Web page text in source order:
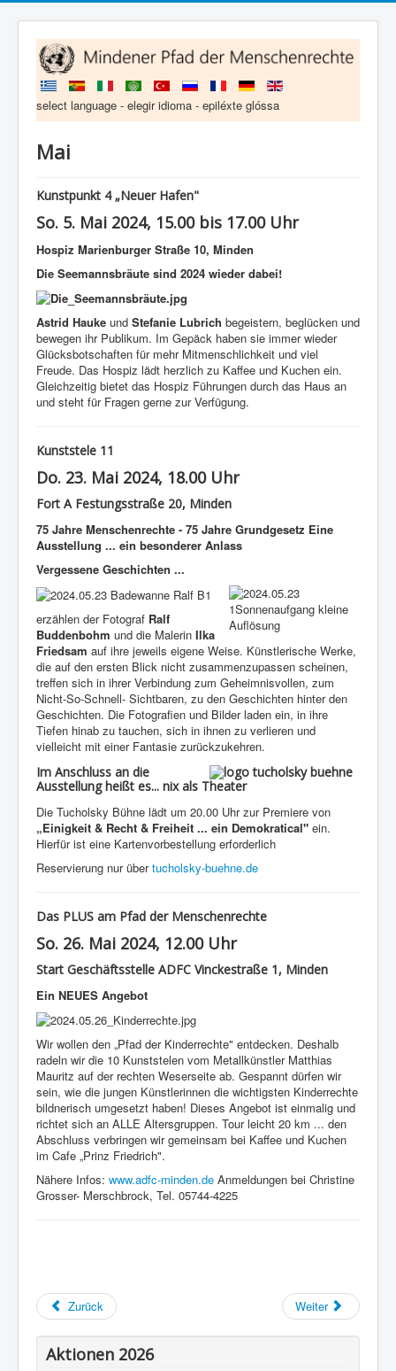
select language - elegir idioma - epiléxte glóssa
Mai
Kunstpunkt 4 „Neuer Hafen"
So. 5. Mai 2024, 15.00 bis 17.00 Uhr
Hospiz Marienburger Straße 10, Minden
Die Seemannsbräute sind 2024 wieder dabei!
Astrid Hauke und Stefanie Lubrich begeistern, beglücken und
bewegen ihr Publikum. Im Gepäck haben sie immer wieder
Glücksbotschaften für mehr Mitmenschlichkeit und viel
Freude. Das Hospiz lädt herzlich zu Kaffee und Kuchen ein.
Gleichzeitig bietet das Hospiz Führungen durch das Haus an
und steht für Fragen gerne zur Verfügung.
Kunststele 11
Do. 23. Mai 2024, 18.00 Uhr
Fort A Festungsstraße 20, Minden
75 Jahre Menschenrechte - 75 Jahre Grundgesetz Eine
Ausstellung ... ein besonderer Anlass
Vergessene Geschichten ...
erzählen der Fotograf Ralf
Buddenbohm und die Malerin Ilka
Friedsam auf ihre jeweils eigene Weise. Künstlerische Werke,
die auf den ersten Blick nicht zusammenzupassen scheinen,
treffen sich in ihrer Verbindung zum Geheimnisvollen, zum
Nicht-So-Schnell- Sichtbaren, zu den Geschichten hinter den
Geschichten. Die Fotografien und Bilder laden ein, in ihre
Tiefen hinab zu tauchen, sich in ihnen zu verlieren und
vielleicht mit einer Fantasie zurückzukehren.
Im Anschluss an die
Ausstellung heißt es... nix als Theater
Die Tucholsky Bühne lädt um 20.00 Uhr zur Premiere von
„Einigkeit & Recht & Freiheit ... ein Demokratical" ein.
Hierfür ist eine Kartenvorbestellung erforderlich
Reservierung nur übertucholsky-buehne.de
Das PLUS am Pfad der Menschenrechte
So. 26. Mai 2024, 12.00 Uhr
Start Geschäftsstelle ADFC Vinckestraße 1, Minden
Ein NEUES Angebot
Wir wollen den „Pfad der Kinderrechte" entdecken. Deshalb
radeln wir die 10 Kunststelen vom Metallkünstler Matthias
Mauritz auf der rechten Weserseite ab. Gespannt dürfen wir
sein, wie die jungen Künstlerinnen die wichtigsten Kinderrechte
bildnerisch umgesetzt haben! Dieses Angebot ist einmalig und
richtet sich an ALLE Altersgruppen. Tour leicht 20 km ... den
Abschluss verbringen wir gemeinsam bei Kaffee und Kuchen
im Cafe „Prinz Friedrich".
Nähere Infos: www.adfc-minden.de Anmeldungen bei Christine
Grosser- Merschbrock, Tel. 05744-4225
Zurück Weiter
Aktionen 2026